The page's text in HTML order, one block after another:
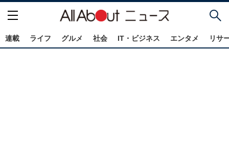
連載 ライフ グルメ 社会 IT・ビジネス エンタメ リサ